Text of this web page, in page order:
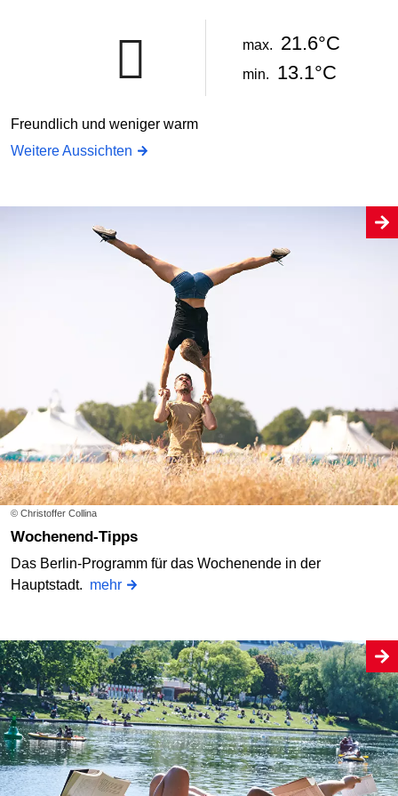
max. 21.6°C
min. 13.1°C
Freundlich und weniger warm
Weitere Aussichten
© Christoffer Collina
Wochenend-Tipps
Das Berlin-Programm für das Wochenende in der
Hauptstadt. mehr